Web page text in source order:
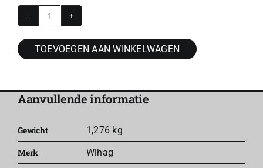
Toprolhouder
handbediend
BZ
Wihag
TOEVOEGEN AAN WINKELWAGEN
Aanvullende informatie
Gewicht
1,276 kg
Merk
Wihag